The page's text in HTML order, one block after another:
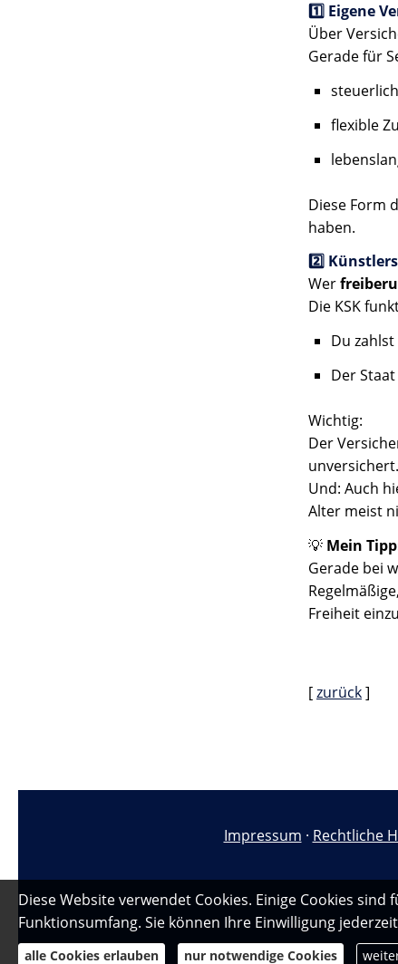
1️⃣ Eigene
Über
Gerade für
flexible
Diese Form
haben.
2️⃣
Wer
Die KSK
Du
Der
Wichtig:
Der
unversichert.
Und: Auch
Alter meist
💡 Mein
Gerade bei
Freiheit
[zurück]
Impressum · Rechtliche
Diese Website verwendet Cookies. Einige Cookies
Funktionsumfang. Sie können Ihre Einwilligung
alle Cookies erlauben nur notwendige Cookies